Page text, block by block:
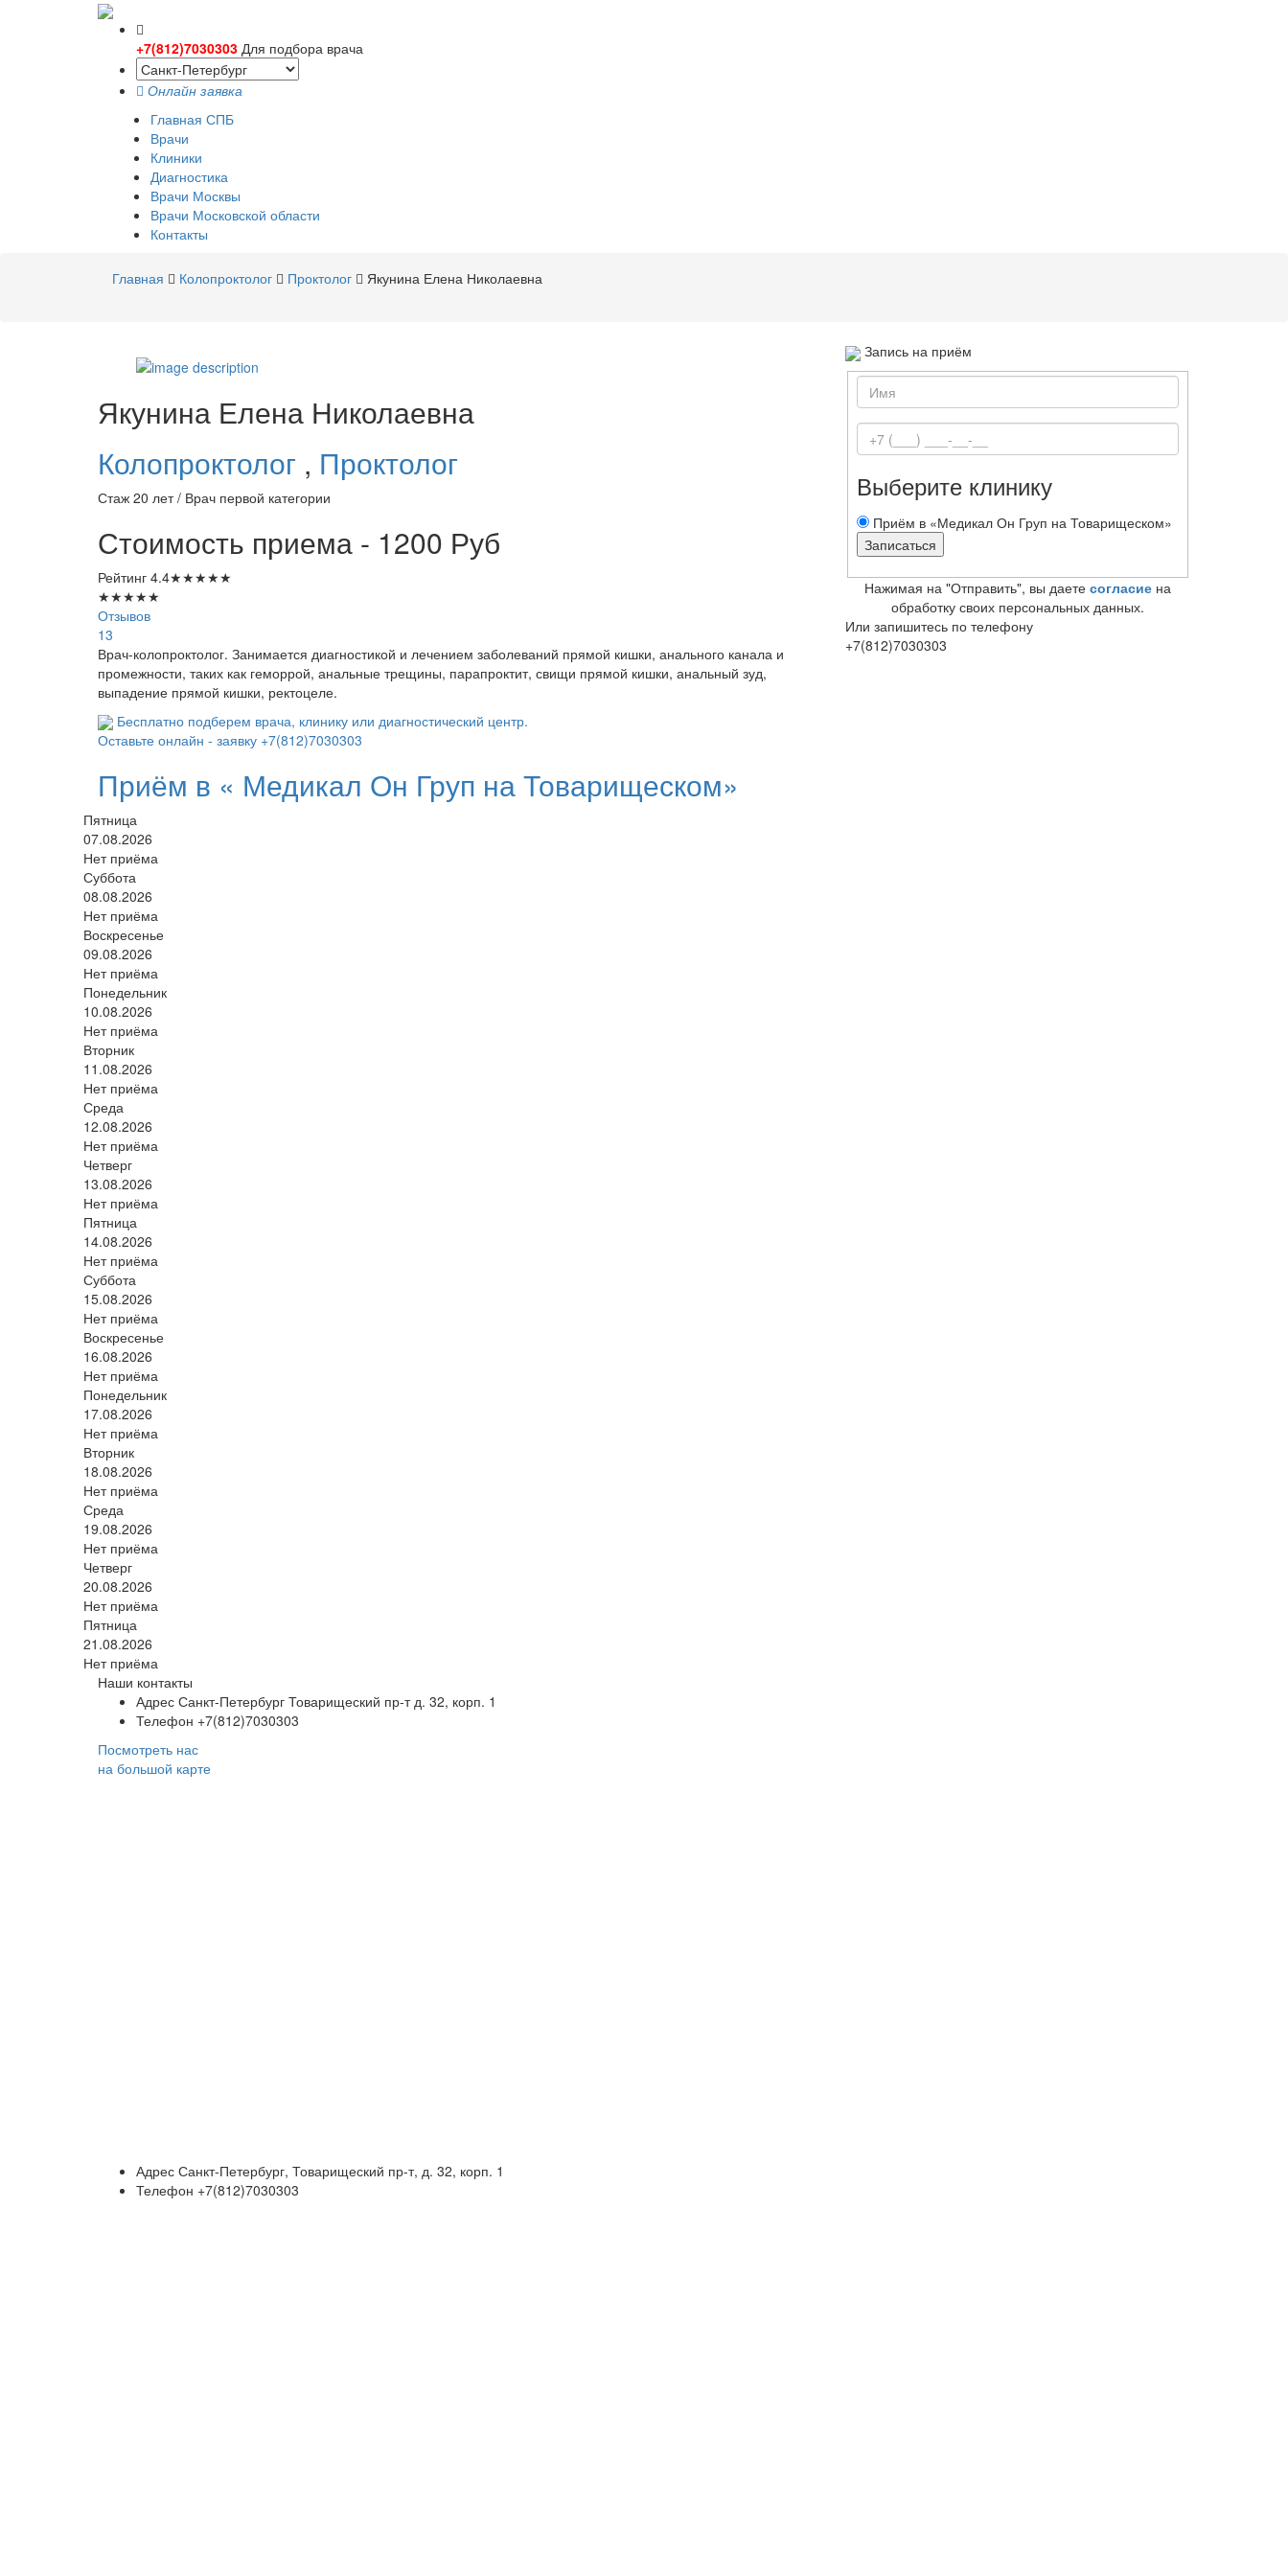
+7(812)7030303 Для подбора врача
Онлайн заявка
Главная СПБ
Врачи
Клиники
Диагностика
Врачи Москвы
Врачи Московской области
Контакты
Главная Колопроктолог Проктолог Якунина Елена Николаевна
Якунина Елена Николаевна
Колопроктолог , Проктолог
Стаж 20 лет / Врач первой категории
Стоимость приема - 1200 Руб
Рейтинг 4.4★★★★★
★★★★★
Отзывов
13
Врач-колопроктолог. Занимается диагностикой и лечением заболеваний прямой кишки, анального канала и
промежности, таких как геморрой, анальные трещины, парапроктит, свищи прямой кишки, анальный зуд,
выпадение прямой кишки, ректоцеле.
Бесплатно подберем врача, клинику или диагностический центр.
Оставьте онлайн - заявку +7(812)7030303
Запись на приём
Выберите клинику
Приём в «Медикал Он Груп на Товарищеском»
Нажимая на "Отправить", вы даете согласие на
обработку своих персональных данных.
Или запишитесь по телефону
+7(812)7030303
Приём в « Медикал Он Груп на Товарищеском»
Пятница
07.08.2026
Нет приёма
Суббота
08.08.2026
Нет приёма
Воскресенье
09.08.2026
Нет приёма
Понедельник
10.08.2026
Нет приёма
Вторник
11.08.2026
Нет приёма
Среда
12.08.2026
Нет приёма
Четверг
13.08.2026
Нет приёма
Пятница
14.08.2026
Нет приёма
Суббота
15.08.2026
Нет приёма
Воскресенье
16.08.2026
Нет приёма
Понедельник
17.08.2026
Нет приёма
Вторник
18.08.2026
Нет приёма
Среда
19.08.2026
Нет приёма
Четверг
20.08.2026
Нет приёма
Пятница
21.08.2026
Нет приёма
Наши контакты
Адрес Санкт-Петербург Товарищеский пр-т д. 32, корп. 1
Телефон +7(812)7030303
Посмотреть нас
на большой карте
Адрес Санкт-Петербург, Товарищеский пр-т, д. 32, корп. 1
Телефон +7(812)7030303